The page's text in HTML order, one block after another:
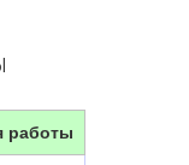
работы